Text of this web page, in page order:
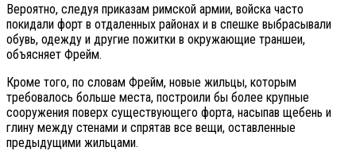
Вероятно, следуя приказам римской армии, войска часто
покидали форт в отдаленных районах и в спешке выбрасывали
обувь, одежду и другие пожитки в окружающие траншеи,
объясняет Фрейм.
Кроме того, по словам Фрейм, новые жильцы, которым
требовалось больше места, построили бы более крупные
сооружения поверх существующего форта, насыпав щебень и
глину между стенами и спрятав все вещи, оставленные
предыдущими жильцами.